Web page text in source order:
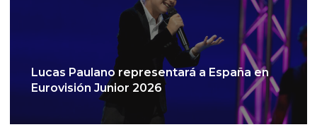
Lucas Paulano representará a España en
Eurovisión Junior 2026